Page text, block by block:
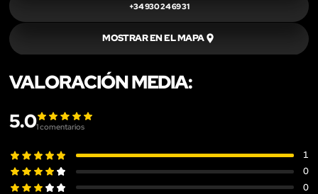
+34 930 24 69 31
MOSTRAR EN EL MAPA
VALORACIÓN MEDIA:
5.01comentarios
1
0
0